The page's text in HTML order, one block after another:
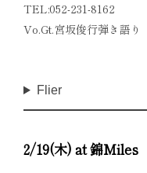
TEL:052-231-8162
Vo.Gt.宮坂俊行弾き語り
Flier
2/19(木) at 錦Miles